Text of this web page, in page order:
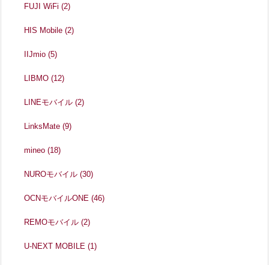
FUJI WiFi(2)
HIS Mobile(2)
IIJmio(5)
LIBMO(12)
LINEモバイル(2)
LinksMate(9)
mineo(18)
NUROモバイル(30)
OCNモバイルONE(46)
REMOモバイル(2)
U-NEXT MOBILE(1)